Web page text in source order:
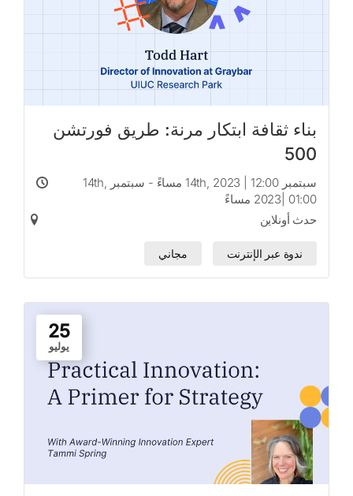
بناء ثقافة ابتكار مرنة: طريق فورتشن
500
سبتمبر 14th, 2023 | 12:00 مساءً - سبتمبر 14th,
2023| 01:00 مساءً
حدث أونلاين
ندوة عبر الإنترنت مجاني
25
يوليو